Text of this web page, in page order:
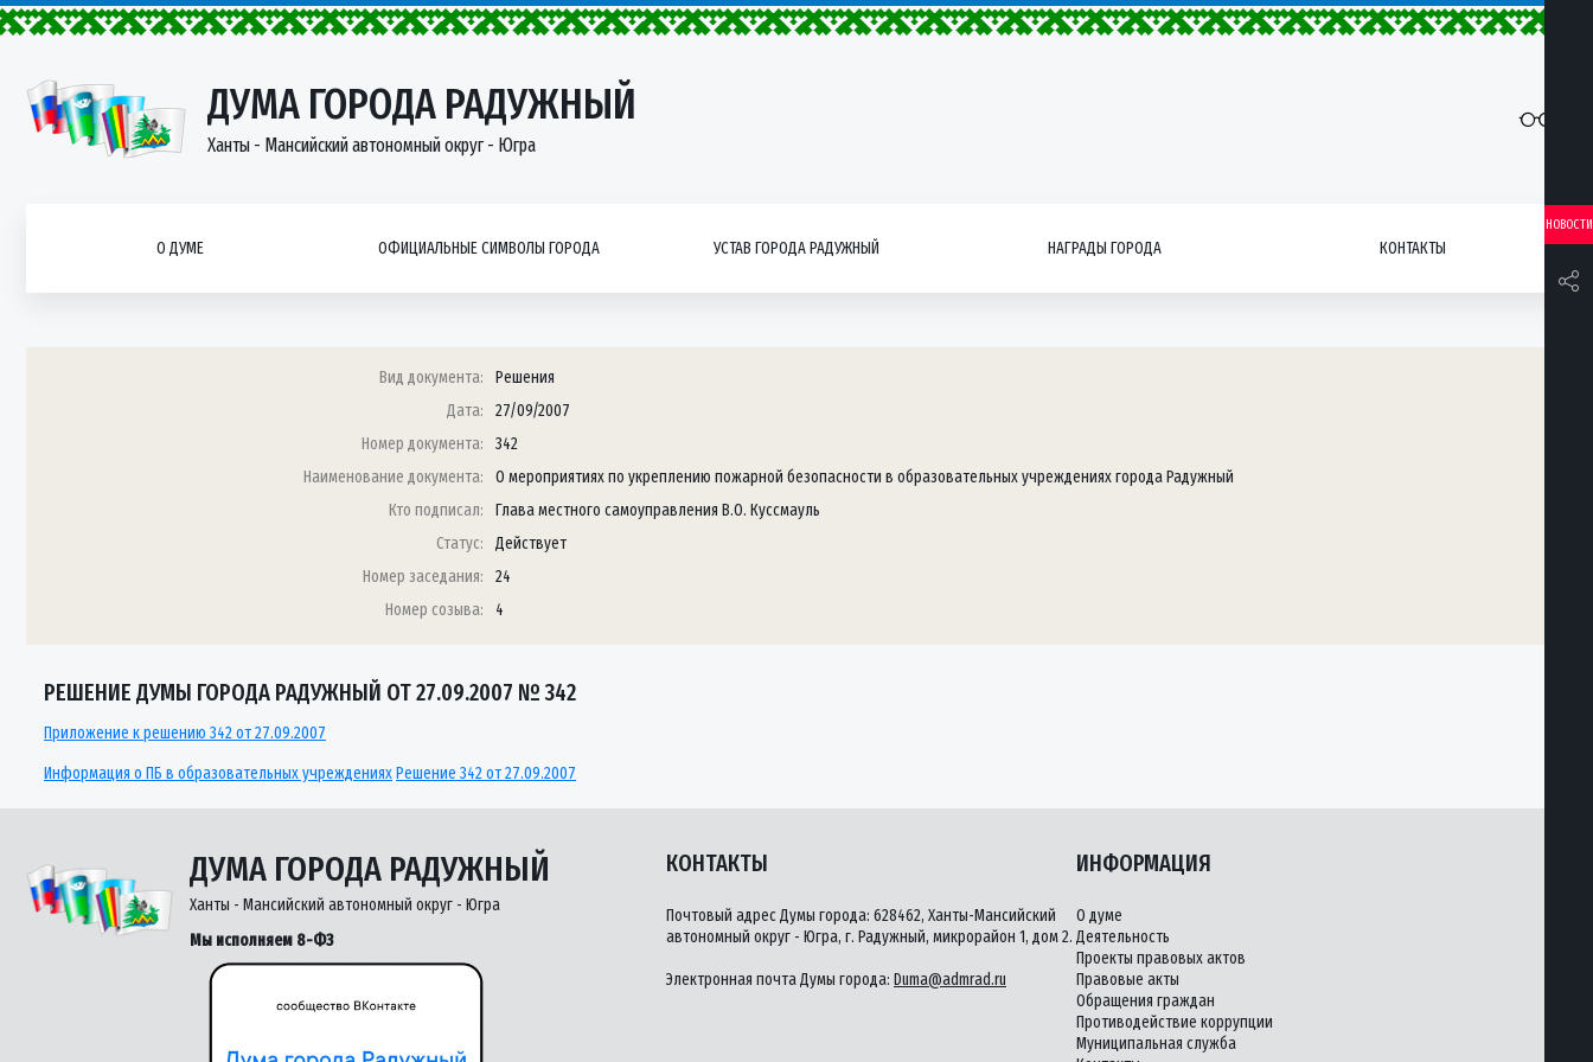
ДУМА ГОРОДА РАДУЖНЫЙ
Ханты - Мансийский автономный округ - Югра
О ДУМЕ ОФИЦИАЛЬНЫЕ СИМВОЛЫ ГОРОДА УСТАВ ГОРОДА РАДУЖНЫЙ НАГРАДЫ ГОРОДА КОНТАКТЫ
НОВОСТИ
Вид документа:
Решения
Дата:
27/09/2007
Номер документа:
342
Наименование документа:
О мероприятиях по укреплению пожарной безопасности в образовательных учреждениях города Радужный
Кто подписал:
Глава местного самоуправления В.О. Куссмауль
Статус:
Действует
Номер заседания:
24
Номер созыва:
4
РЕШЕНИЕ ДУМЫ ГОРОДА РАДУЖНЫЙ ОТ 27.09.2007 № 342
Приложение к решению 342 от 27.09.2007
Информация о ПБ в образовательных учрежденияхРешение 342 от 27.09.2007
ДУМА ГОРОДА РАДУЖНЫЙ
Ханты - Мансийский автономный округ - Югра
Мы исполняем 8-ФЗ
КОНТАКТЫ
Почтовый адрес Думы города: 628462, Ханты-Мансийский
автономный округ - Югра, г. Радужный, микрорайон 1, дом 2.
Электронная почта Думы города: Duma@admrad.ru
ИНФОРМАЦИЯ
О думе
Деятельность
Проекты правовых актов
Правовые акты
Обращения граждан
Противодействие коррупции
Муниципальная служба